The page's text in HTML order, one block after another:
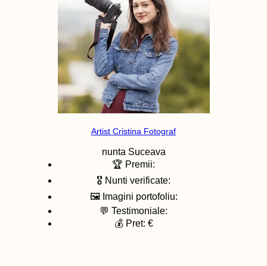
Artist Cristina Fotograf
nunta Suceava
🏆 Premii:
🎖️ Nunti verificate:
🖼️ Imagini portofoliu:
💬 Testimoniale:
💰 Pret: €